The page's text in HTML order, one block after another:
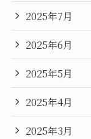
2025年7月
2025年6月
2025年5月
2025年4月
2025年3月